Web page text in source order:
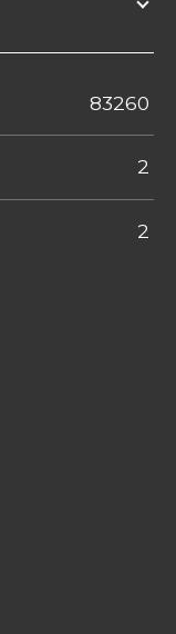
83260
2
2